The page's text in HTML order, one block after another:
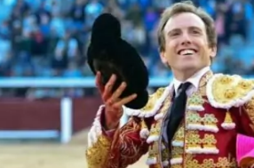
ACTUALITÉS TAURINES PHOTOS TAURINES 2026
l’ouverture en
19/06/2026 Tertulias